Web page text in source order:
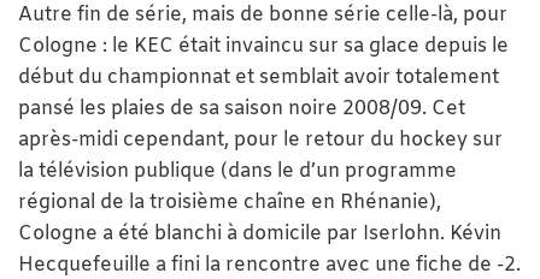
Autre fin de série, mais de bonne série celle-là, pour
Cologne : le KEC était invaincu sur sa glace depuis le
début du championnat et semblait avoir totalement
pansé les plaies de sa saison noire 2008/09. Cet
après-midi cependant, pour le retour du hockey sur
la télévision publique (dans le d’un programme
régional de la troisième chaîne en Rhénanie),
Cologne a été blanchi à domicile par Iserlohn. Kévin
Hecquefeuille a fini la rencontre avec une fiche de -2.